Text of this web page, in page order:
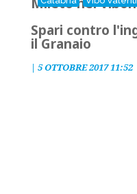
Spari contro
il Granaio
| 5 OTTOBRE 2017 11:52